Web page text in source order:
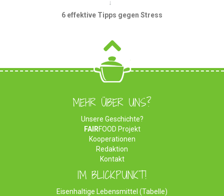
6 effektive Tipps gegen Stress
MEHR ÜBER UNS?
Unsere Geschichte?
FAIRFOOD Projekt
Kooperationen
Redaktion
Kontakt
IM BLICKPUNKT!
Eisenhaltige Lebensmittel (Tabelle)